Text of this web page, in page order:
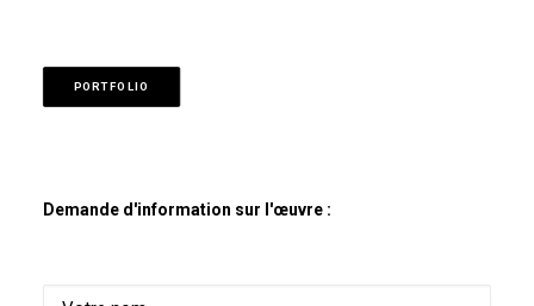
PORTFOLIO
Demande d'information sur l'œuvre :